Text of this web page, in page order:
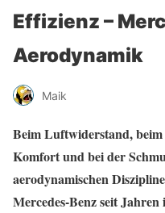
Effizienz –
Aerodynamik
Maik
Beim Luftwiderstand,
Komfort und bei der
aerodynamischen
Mercedes-Benz seit